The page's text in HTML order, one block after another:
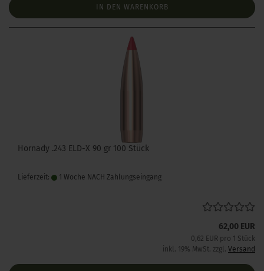
IN DEN WARENKORB
Hornady .243 ELD-X 90 gr 100 Stück
Lieferzeit: 1 Woche NACH Zahlungseingang
62,00 EUR
0,62 EUR pro 1 Stück
inkl. 19% MwSt. zzgl. Versand